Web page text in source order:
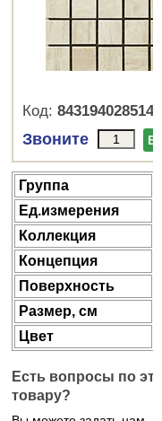
Код: 8431940285141
Звоните В
Группа
Ед.измерения
Коллекция
Концепция
Поверхность
Размер, см
Цвет
Есть вопросы по
товару?